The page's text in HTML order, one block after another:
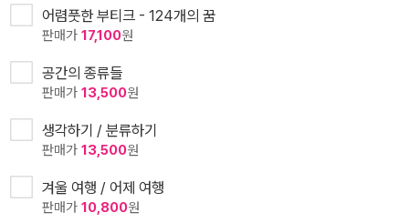
어렴풋한 부티크 - 124개의 꿈
판매가 17,100원
공간의 종류들
판매가 13,500원
생각하기 / 분류하기
판매가 13,500원
겨울 여행 / 어제 여행
판매가 10,800원